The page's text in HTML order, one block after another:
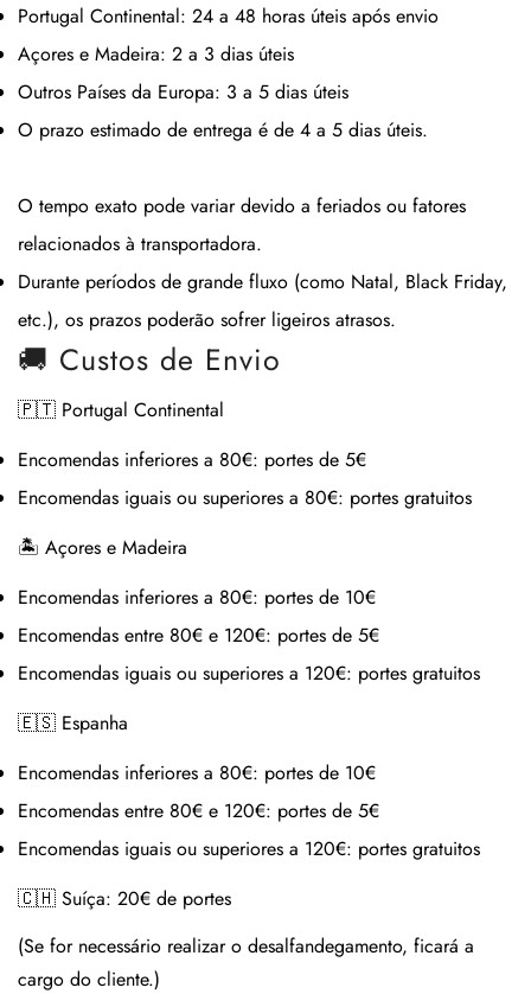
Portugal Continental: 24 a 48 horas úteis após envio
Açores e Madeira: 2 a 3 dias úteis
Outros Países da Europa: 3 a 5 dias úteis
O prazo estimado de entrega é de 4 a 5 dias úteis.
O tempo exato pode variar devido a feriados ou fatores
relacionados à transportadora.
Durante períodos de grande fluxo (como Natal, Black Friday,
etc.), os prazos poderão sofrer ligeiros atrasos.
🚚 Custos de Envio
🇵🇹 Portugal Continental
Encomendas inferiores a 80€: portes de 5€
Encomendas iguais ou superiores a 80€: portes gratuitos
🏝 Açores e Madeira
Encomendas inferiores a 80€: portes de 10€
Encomendas entre 80€ e 120€: portes de 5€
Encomendas iguais ou superiores a 120€: portes gratuitos
🇪🇸 Espanha
Encomendas inferiores a 80€: portes de 10€
Encomendas entre 80€ e 120€: portes de 5€
Encomendas iguais ou superiores a 120€: portes gratuitos
🇨🇭 Suíça: 20€ de portes
(Se for necessário realizar o desalfandegamento, ficará a
cargo do cliente.)